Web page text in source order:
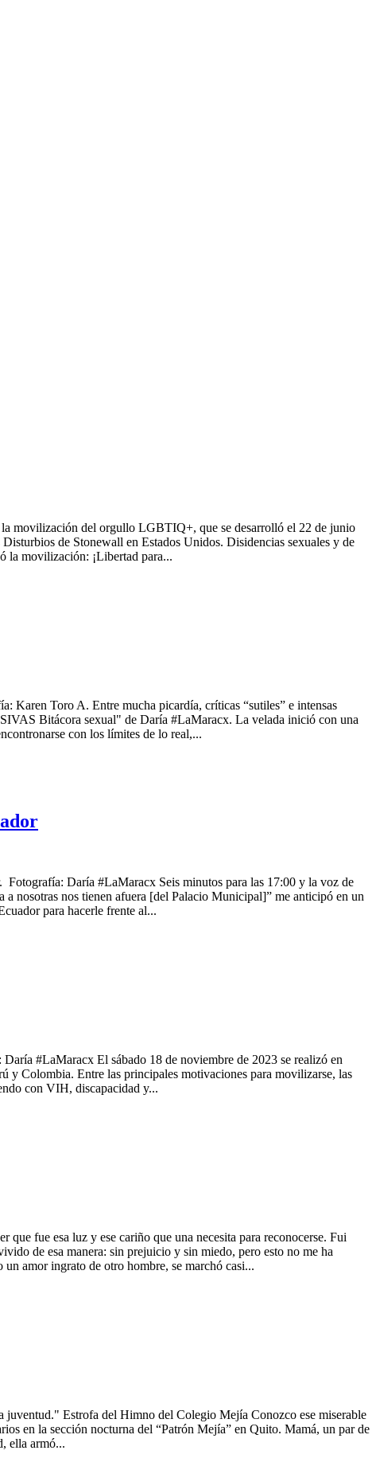
movilización del orgullo LGBTIQ+, que se desarrolló el 22 de junio
de Stonewall en Estados Unidos. Disidencias sexuales y de
la movilización: ¡Libertad para...
Karen Toro A. Entre mucha picardía, críticas “sutiles” e intensas
Bitácora sexual" de Daría #LaMaracx. La velada inició con una
con los límites de lo real,...
Fotografía: Daría #LaMaracx Seis minutos para las 17:00 y la voz de
nosotras nos tienen afuera [del Palacio Municipal]” me anticipó en un
para hacerle frente al...
#LaMaracx El sábado 18 de noviembre de 2023 se realizó en
y Colombia. Entre las principales motivaciones para movilizarse, las
con VIH, discapacidad y...
fue esa luz y ese cariño que una necesita para reconocerse. Fui
de esa manera: sin prejuicio y sin miedo, pero esto no me ha
amor ingrato de otro hombre, se marchó casi...
Estrofa del Himno del Colegio Mejía Conozco ese miserable
en la sección nocturna del “Patrón Mejía” en Quito. Mamá, un par de
ella armó...